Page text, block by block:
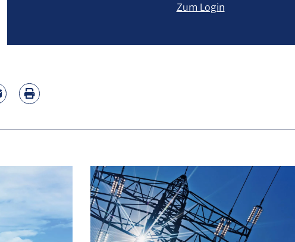
Zum Login